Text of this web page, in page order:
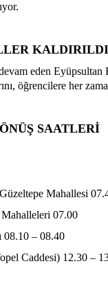
KALDIRILDI
eden
öğrencilere her
SAATLERİ
Mahallesi
07.00
08.10 – 08.40
Caddesi) 12.30 –